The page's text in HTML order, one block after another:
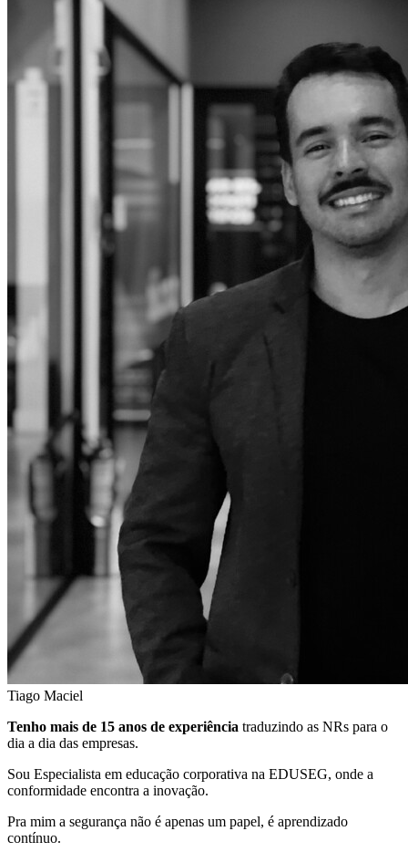
Tiago Maciel
Tenho mais de 15 anos de experiência traduzindo as NRs para o
dia a dia das empresas.
Sou Especialista em educação corporativa na EDUSEG, onde a
conformidade encontra a inovação.
Pra mim a segurança não é apenas um papel, é aprendizado
contínuo.